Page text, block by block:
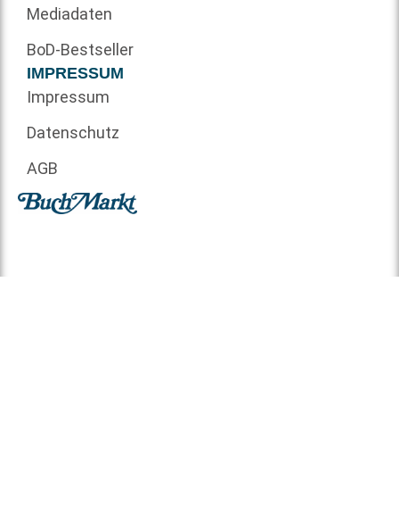
Mediadaten
BoD-Bestseller
IMPRESSUM
Impressum
Datenschutz
AGB